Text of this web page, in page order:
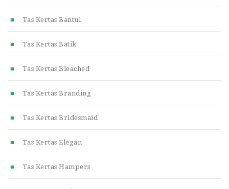
Tas Kertas Bantul
Tas Kertas Batik
Tas Kertas Bleached
Tas Kertas Branding
Tas Kertas Bridesmaid
Tas Kertas Elegan
Tas Kertas Hampers